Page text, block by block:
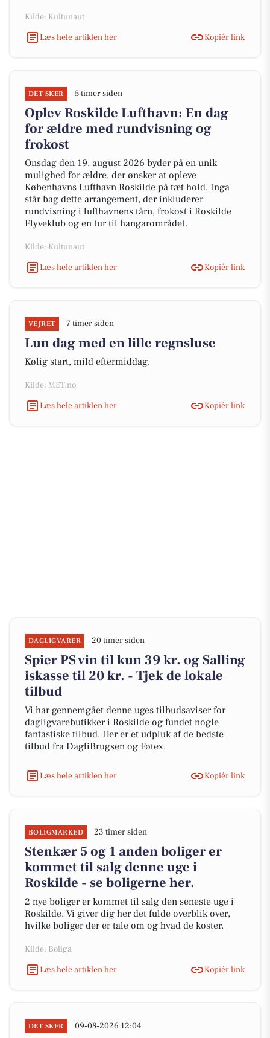
Kilde: Kultunaut
Læs hele artiklen her
Kopiér link
DET SKER 5 timer siden
Oplev Roskilde Lufthavn: En dag
for ældre med rundvisning og
frokost
Onsdag den 19. august 2026 byder på en unik
mulighed for ældre, der ønsker at opleve
Københavns Lufthavn Roskilde på tæt hold. Inga
står bag dette arrangement, der inkluderer
rundvisning i lufthavnens tårn, frokost i Roskilde
Flyveklub og en tur til hangarområdet.
Kilde: Kultunaut
Læs hele artiklen her
Kopiér link
VEJRET 7 timer siden
Lun dag med en lille regnsluse
Kølig start, mild eftermiddag.
Kilde: MET.no
Læs hele artiklen her
Kopiér link
DAGLIGVARER 20 timer siden
Spier PS vin til kun 39 kr. og Salling
iskasse til 20 kr. - Tjek de lokale
tilbud
Vi har gennemgået denne uges tilbudsaviser for
dagligvarebutikker i Roskilde og fundet nogle
fantastiske tilbud. Her er et udpluk af de bedste
tilbud fra DagliBrugsen og Føtex.
Læs hele artiklen her Kopiér link
BOLIGMARKED 23 timer siden
Stenkær 5 og 1 anden boliger er
kommet til salg denne uge i
Roskilde - se boligerne her.
2 nye boliger er kommet til salg den seneste uge i
Roskilde. Vi giver dig her det fulde overblik over,
hvilke boliger der er tale om og hvad de koster.
Kilde: Boliga
Læs hele artiklen her
Kopiér link
DET SKER 09-08-2026 12:04